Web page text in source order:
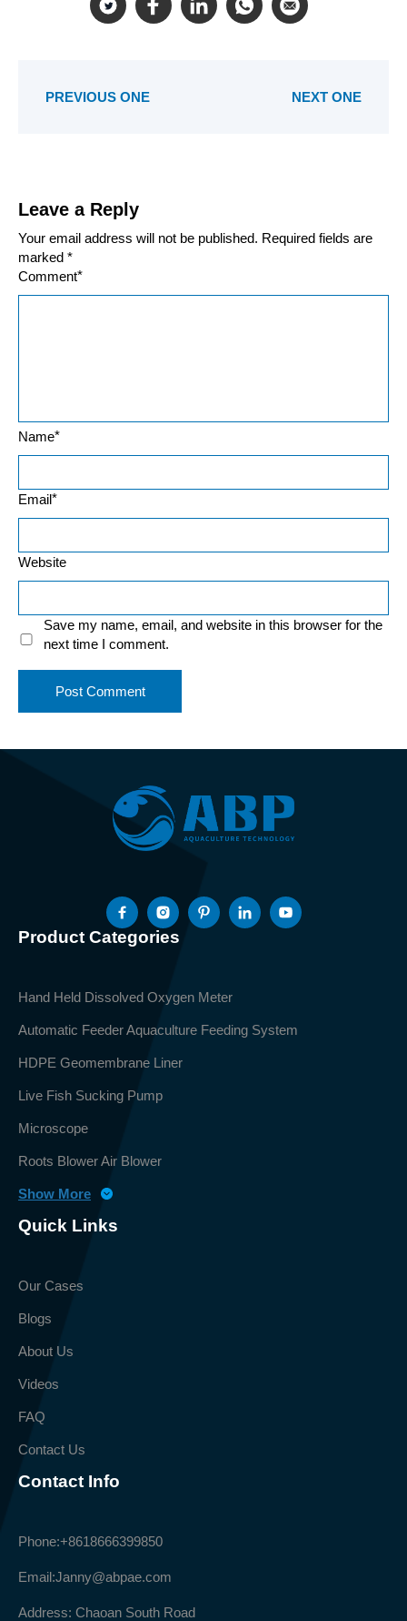
PREVIOUS ONE NEXT ONE
Leave a Reply
Your email address will not be published. Required fields are
marked *
Comment*
Name*
Email*
Website
Save my name, email, and website in this browser for the
next time I comment.
Product Categories
Hand Held Dissolved Oxygen Meter
Automatic Feeder Aquaculture Feeding System
HDPE Geomembrane Liner
Live Fish Sucking Pump
Microscope
Roots Blower Air Blower
Show More
Quick Links
Our Cases
Blogs
About Us
Videos
FAQ
Contact Us
Contact Info
Phone:+8618666399850
Email:Janny@abpae.com
Address: Chaoan South Road